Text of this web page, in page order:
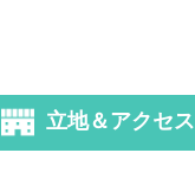
立地＆アクセス